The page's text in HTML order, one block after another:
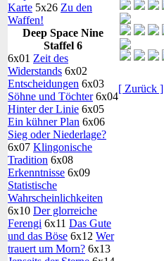
Karte 5x26 Zu den
Waffen!
Deep Space Nine
Staffel 6
6x01 Zeit des
Widerstands 6x02
Entscheidungen 6x03
Söhne und Töchter6x04
Hinter der Linie 6x05
Ein kühner Plan 6x06
Sieg oder Niederlage?
6x07 Klingonische
Tradition 6x08
Erkenntnisse 6x09
Statistische
Wahrscheinlichkeiten
6x10 Der glorreiche
Ferengi 6x11 Das Gute
und das Böse 6x12 Wer
trauert um Morn? 6x13
[ Zurück ]